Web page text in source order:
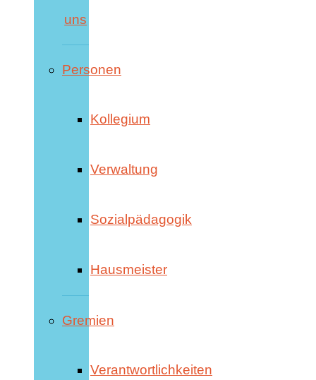
uns
Personen
Kollegium
Verwaltung
Sozialpädagogik
Hausmeister
Gremien
Verantwortlichkeiten